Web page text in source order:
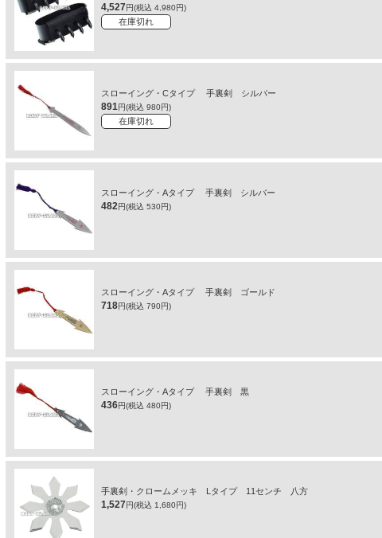
4,527円(税込 4,980円)
在庫切れ
スローイング・Cタイプ 手裏剣 シルバー
891円(税込 980円)
在庫切れ
スローイング・Aタイプ 手裏剣 シルバー
482円(税込 530円)
スローイング・Aタイプ 手裏剣 ゴールド
718円(税込 790円)
スローイング・Aタイプ 手裏剣 黒
436円(税込 480円)
手裏剣・クロームメッキ Lタイプ 11センチ 八方
1,527円(税込 1,680円)